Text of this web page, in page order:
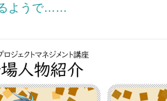
るようで……